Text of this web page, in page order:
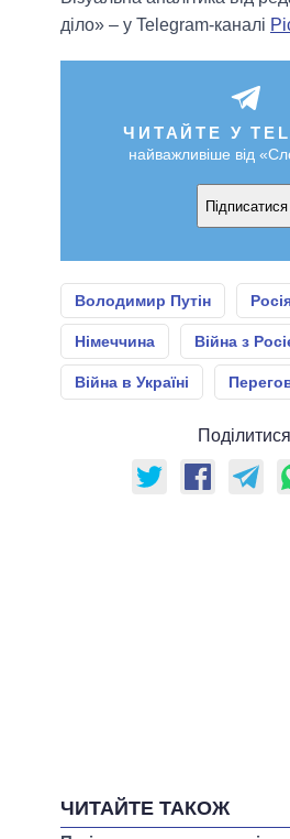
діло» – у Telegram-каналі
ЧИТАЙТЕ У
найважливіше від
Підписатися
Володимир Путін
Німеччина Війна з
Війна в Україні
ЧИТАЙТЕ ТАКОЖ